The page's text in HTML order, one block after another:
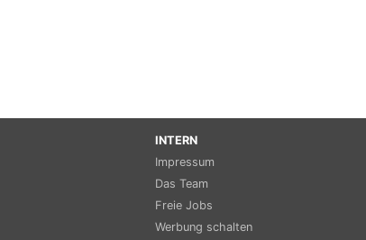
INTERN
Impressum
Das Team
Freie Jobs
Werbung schalten